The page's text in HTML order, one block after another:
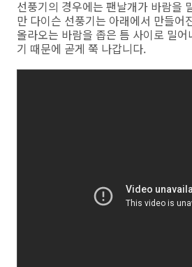
선풍기의 경우에는 팬날개가 바람을
만 다이슨 선풍기는 아래에서 만들어
올라오는 바람을 좁은 틈 사이로 밀
기 때문에 곧게 쭉 나갑니다.